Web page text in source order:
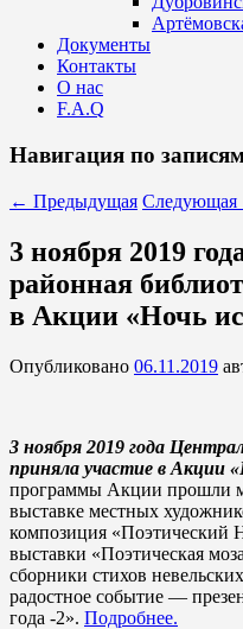
Документы
Контакты
О нас
F.A.Q
Навигация по
← Предыдущая Следующая
3 ноября 2019
районная
в Акции «Ночь
Опубликовано 06.11.2019
3 ноября 2019 года
приняла участие в Акции
программы Акции прошли
выставке местных
композиция «Поэтический
выставки «Поэтическая
сборники стихов
радостное событие —
года -2». Подробнее.